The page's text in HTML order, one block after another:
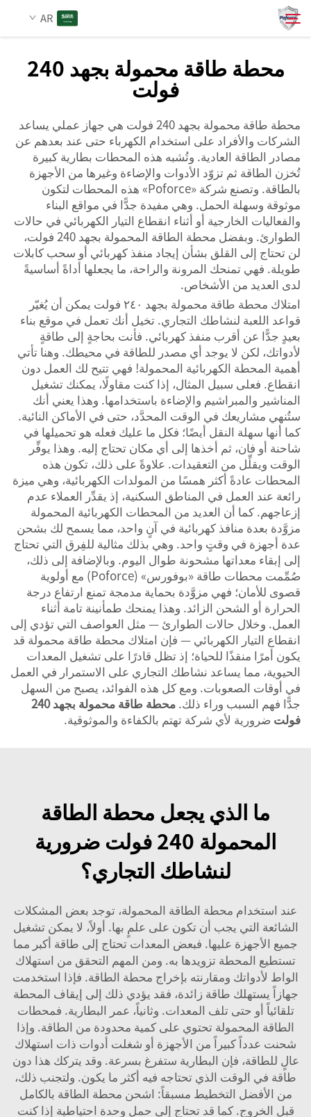
AR
المنتجات
الخدمات
الأخبار
اتصل بنا
محطة طاقة محمولة بجهد 240
فولت
محطة طاقة محمولة بجهد 240 فولت هي جهاز عملي يساعد
الشركات والأفراد على استخدام الكهرباء حتى عند بعدهم عن
مصادر الطاقة العادية. وتُشبه هذه المحطات بطارية كبيرة
تُخزن الطاقة ثم تزوّد الأدوات والإضاءة وغيرها من الأجهزة
بالطاقة. وتصنع شركة «Poforce» هذه المحطات لتكون
موثوقة وسهلة الحمل. وهي مفيدة جدًّا في مواقع البناء
والفعاليات الخارجية أو أثناء انقطاع التيار الكهربائي في حالات
الطوارئ. وبفضل محطة الطاقة المحمولة بجهد 240 فولت،
لن تحتاج إلى القلق بشأن إيجاد منفذ كهربائي أو سحب كابلات
طويلة. فهي تمنحك المرونة والراحة، ما يجعلها أداةً أساسيةً
لدى العديد من الأشخاص.
امتلاك محطة طاقة محمولة بجهد ٢٤٠ فولت يمكن أن يُغيّر
قواعد اللعبة لنشاطك التجاري. تخيل أنك تعمل في موقع بناء
بعيدٍ جدًّا عن أقرب منفذ كهربائي. فأنت بحاجةٍ إلى طاقةٍ
لأدواتك، لكن لا يوجد أي مصدر للطاقة في محيطك. وهنا تأتي
أهمية المحطة الكهربائية المحمولة! فهي تتيح لك العمل دون
انقطاع. فعلى سبيل المثال، إذا كنت مقاولًا، يمكنك تشغيل
المناشير والمبراشيم والإضاءة باستخدامها. وهذا يعني أنك
ستُنهي مشاريعك في الوقت المحدَّد، حتى في الأماكن النائية.
كما أنها سهلة النقل أيضًا؛ فكل ما عليك فعله هو تحميلها في
شاحنة أو فان، ثم أخذها إلى أي مكان تحتاج إليه. وهذا يوفِّر
الوقت ويقلِّل من التعقيدات. علاوةً على ذلك، تكون هذه
المحطات عادةً أكثر همسًا من المولدات الكهربائية، وهي ميزة
رائعة عند العمل في المناطق السكنية، إذ يقدِّر العملاء عدم
إزعاجهم. كما أن العديد من المحطات الكهربائية المحمولة
مزوَّدة بعدة منافذ كهربائية في آنٍ واحد، مما يسمح لك بشحن
عدة أجهزة في وقتٍ واحد. وهي بذلك مثالية للفِرق التي تحتاج
إلى إبقاء معداتها مشحونة طوال اليوم. وبالإضافة إلى ذلك،
صُمِّمت محطات طاقة «بوفورس» (Poforce) مع أولوية
قصوى للأمان؛ فهي مزوَّدة بحماية مدمجة تمنع ارتفاع درجة
الحرارة أو الشحن الزائد. وهذا يمنحك طمأنينة تامة أثناء
العمل. وخلال حالات الطوارئ — مثل العواصف التي تؤدي إلى
انقطاع التيار الكهربائي — فإن امتلاك محطة طاقة محمولة قد
يكون أمرًا منقذًا للحياة؛ إذ تظل قادرًا على تشغيل المعدات
الحيوية، مما يساعد نشاطك التجاري على الاستمرار في العمل
في أوقات الصعوبات. ومع كل هذه الفوائد، يصبح من السهل
جدًّا فهم السبب وراء ذلك.
محطة طاقة محمولة بجهد 240
فولت ضرورية لأي شركة تهتم بالكفاءة والموثوقية.
ما الذي يجعل محطة الطاقة
المحمولة 240 فولت ضرورية
لنشاطك التجاري؟
عند استخدام محطة الطاقة المحمولة، توجد بعض المشكلات
الشائعة التي يجب أن تكون على علمٍ بها. أولاً، لا يمكن تشغيل
جميع الأجهزة عليها. فبعض المعدات تحتاج إلى طاقة أكبر مما
تستطيع المحطة تزويدها به. ومن المهم التحقق من استهلاك
الواط لأدواتك ومقارنته بإخراج محطة الطاقة. فإذا استخدمت
جهازاً يستهلك طاقة زائدة، فقد يؤدي ذلك إلى إيقاف المحطة
تلقائياً أو حتى تلف المعدات. وثانياً، عمر البطارية. فمحطات
الطاقة المحمولة تحتوي على كمية محدودة من الطاقة. وإذا
شحنت عدداً كبيراً من الأجهزة أو شغلت أدوات ذات استهلاك
عالٍ للطاقة، فإن البطارية ستفرغ بسرعة. وقد يتركك هذا دون
طاقة في الوقت الذي تحتاجه فيه أكثر ما يكون. ولتجنب ذلك،
من الأفضل التخطيط مسبقاً: اشحن محطة الطاقة بالكامل
قبل الخروج. كما قد تحتاج إلى حمل وحدة احتياطية إذا كنت